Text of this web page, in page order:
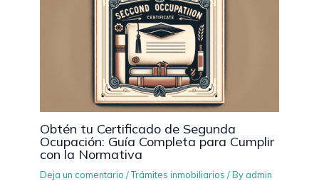
Obtén tu Certificado de Segunda
Ocupación: Guía Completa para Cumplir
con la Normativa
Deja un comentario /Trámites inmobiliarios / By admin